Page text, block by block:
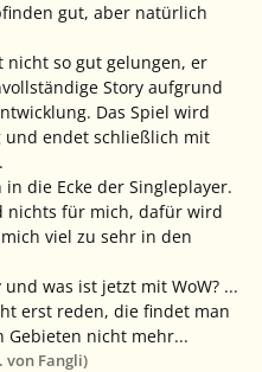
gut, aber natürlich
nicht so gut gelungen, er
Story aufgrund
Das Spiel wird
und endet schließlich mit
die Ecke der Singleplayer.
nichts für mich, dafür wird
viel zu sehr in den
was ist jetzt mit WoW? ...
erst reden, die findet man
nicht mehr...
von Fangli)